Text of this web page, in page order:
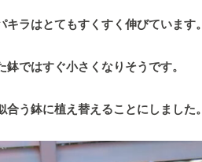
キラはとてもすくすく伸びています。
鉢ではすぐ小さくなりそうです。
合う鉢に植え替えることにしました。